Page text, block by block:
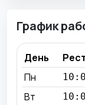
График
День
Пн
Вт